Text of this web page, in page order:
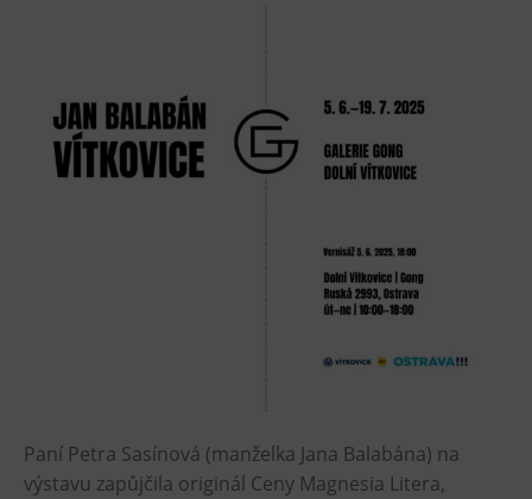
Bolt Café
Kavárna Velký Svět techniky
Ubytování
Paní Petra Sasínová (manželka Jana Balabána) na
výstavu zapůjčila originál Ceny Magnesia Litera,